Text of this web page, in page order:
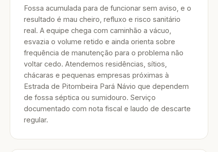
Fossa acumulada para de funcionar sem aviso, e o
resultado é mau cheiro, refluxo e risco sanitário
real. A equipe chega com caminhão a vácuo,
esvazia o volume retido e ainda orienta sobre
frequência de manutenção para o problema não
voltar cedo. Atendemos residências, sítios,
chácaras e pequenas empresas próximas à
Estrada de Pitombeira Pará Návio que dependem
de fossa séptica ou sumidouro. Serviço
documentado com nota fiscal e laudo de descarte
regular.